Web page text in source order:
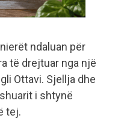
ndaluan për
të drejtuar nga një
Ottavi. Sjellja dhe
i shtynë
tej.